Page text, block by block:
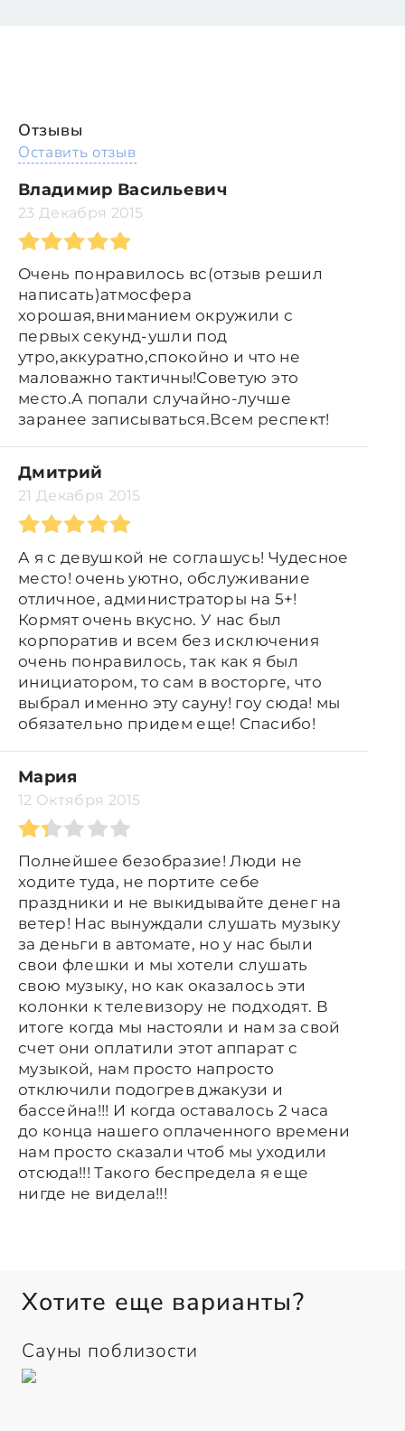
Отзывы
Оставить отзыв
Владимир Васильевич
23 Декабря 2015
Очень понравилось вс(отзыв решил
написать)атмосфера
хорошая,вниманием окружили с
первых секунд-ушли под
утро,аккуратно,спокойно и что не
маловажно тактичны!Советую это
место.А попали случайно-лучше
заранее записываться.Всем респект!
Дмитрий
21 Декабря 2015
А я с девушкой не соглашусь! Чудесное
место! очень уютно, обслуживание
отличное, администраторы на 5+!
Кормят очень вкусно. У нас был
корпоратив и всем без исключения
очень понравилось, так как я был
инициатором, то сам в восторге, что
выбрал именно эту сауну! гоу сюда! мы
обязательно придем еще! Спасибо!
Мария
12 Октября 2015
Полнейшее безобразие! Люди не
ходите туда, не портите себе
праздники и не выкидывайте денег на
ветер! Нас вынуждали слушать музыку
за деньги в автомате, но у нас были
свои флешки и мы хотели слушать
свою музыку, но как оказалось эти
колонки к телевизору не подходят. В
итоге когда мы настояли и нам за свой
счет они оплатили этот аппарат с
музыкой, нам просто напросто
отключили подогрев джакузи и
бассейна!!! И когда оставалось 2 часа
до конца нашего оплаченного времени
нам просто сказали чтоб мы уходили
отсюда!!! Такого беспредела я еще
нигде не видела!!!
Хотите еще варианты?
Сауны поблизости